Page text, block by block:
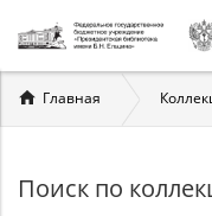
Вы
здесь
Главная
Поиск по